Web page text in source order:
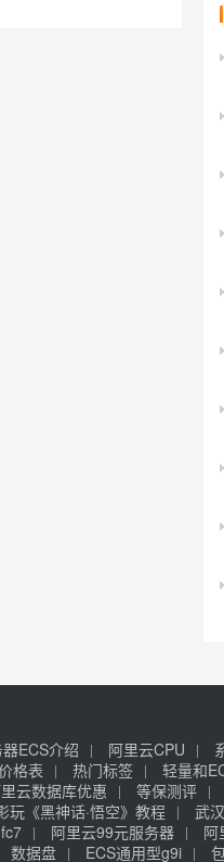
ECS介绍 阿里云CPU
格表 热门标签 轻量和
云数据库优惠 等保测评
玩《黑神话·悟空》教程 武
阿里云99元服务器 阿
数据盘 ECS通用型g9i